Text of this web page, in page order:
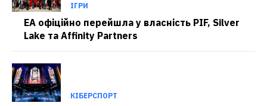
ІГРИ
EA офіційно перейшла у власність PIF, Silver
Lake та Affinity Partners
КІБЕРСПОРТ